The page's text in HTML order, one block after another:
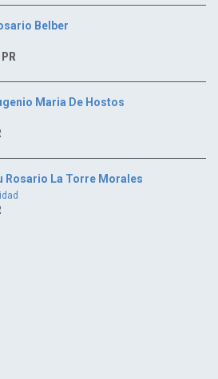
Belber
Maria De Hostos
Rosario La Torre Morales